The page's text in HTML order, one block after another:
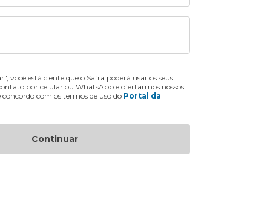
você está ciente que o Safra poderá usar os seus
por celular ou WhatsApp e ofertarmos nossos
concordo com os termos de uso do Portal da
Continuar